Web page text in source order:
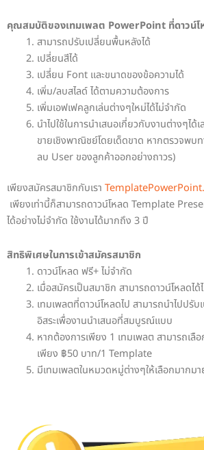
คุณสมบัติของเทมเพลต PowerPoint ที่ดาวน์
สามารถปรับเปลี่ยนพื้นหลังได้
เปลี่ยนสีได้
เปลี่ยน Font และขนาดของข้อความได้
เพิ่ม/ลบสไลด์ ได้ตามความต้องการ
เพิ่มเอฟเฟคลูกเล่นต่างๆใหม่ได้ไม่จำกัด
นำไปใช้ในการนำเสนอเกี่ยวกับงานต่างๆได้
ขายเชิงพาณิชย์โดยเด็ดขาด หากตรวจพบ
ลบ User ของลูกค้าออกอย่างถาวร)
เพียงสมัครสมาชิกกับเรา
เพียงเท่านี้ก็สามารถดาวน์โหลด Template
ได้อย่างไม่จำกัด ใช้งานได้มากถึง 3 ปี
สิทธิพิเศษในการเข้าสมัครสมาชิก
ดาวน์โหลด ฟรี+ ไม่จำกัด
เมื่อสมัครเป็นสมาชิก สามารถดาวน์โหลดไ
เทมเพลตที่ดาวน์โหลดไป สามารถนำไปปรั
อิสระเพื่องานนำเสนอที่สมบูรณ์แบบ
หากต้องการเพียง 1 เทมเพลต สามารถเลื
เพียง ฿50 บาท/1 Template
มีเทมเพลตในหมวดหมู่ต่างๆให้เลือกมากม